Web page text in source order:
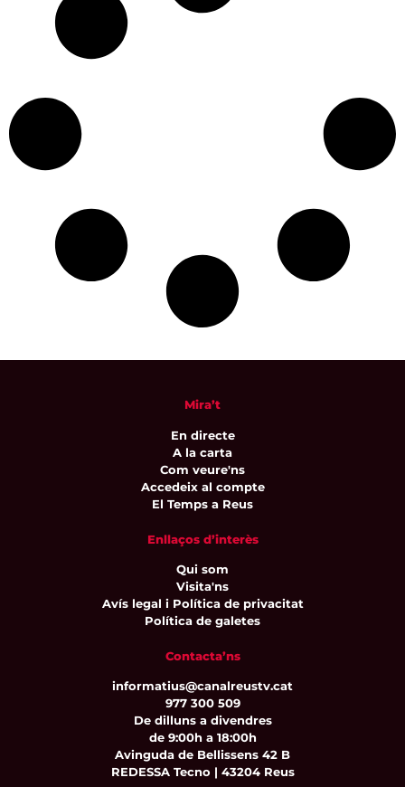
Mira’t
En directe
A la carta
Com veure'ns
Accedeix al compte
El Temps a Reus
Enllaços d’interès
Qui som
Visita'ns
Avís legal i Política de privacitat
Política de galetes
Contacta’ns
informatius@canalreustv.cat
977 300 509
De dilluns a divendres
de 9:00h a 18:00h
Avinguda de Bellissens 42 B
REDESSA Tecno | 43204 Reus